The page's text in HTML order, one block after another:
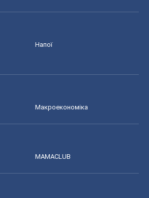
Напої
Макроекономіка
MAMACLUB